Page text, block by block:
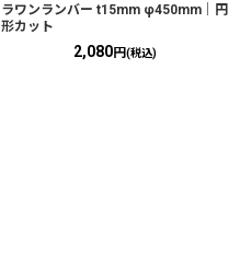
ラワンランバー t15mm φ450mm｜円
形カット
2,080円(税込)